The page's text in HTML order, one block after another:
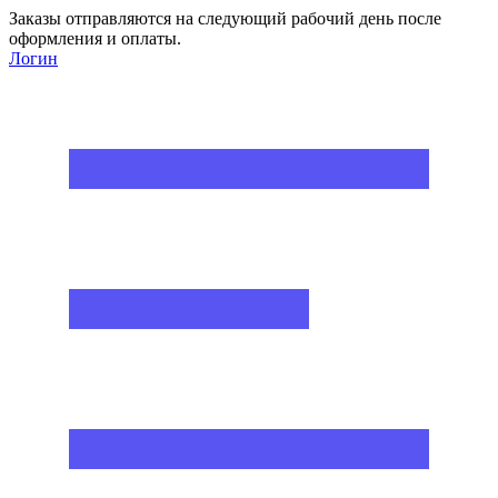
Заказы отправляются на следующий рабочий день после
оформления и оплаты.
Логин